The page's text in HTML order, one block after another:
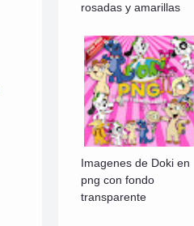
rosadas y amarillas
Imagenes de Doki en
png con fondo
transparente